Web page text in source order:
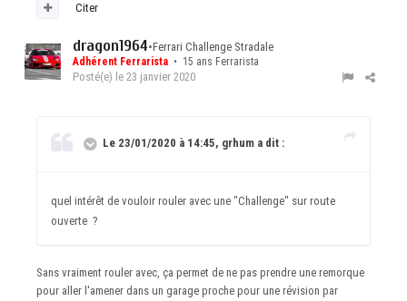
Citer
dragon1964•Ferrari Challenge Stradale
Adhérent Ferrarista • 15 ans Ferrarista
Posté(e) le 23 janvier 2020
Le 23/01/2020 à 14:45, grhum a dit :
quel intérêt de vouloir rouler avec une "Challenge" sur route
ouverte ?
Sans vraiment rouler avec, ça permet de ne pas prendre une remorque
pour aller l'amener dans un garage proche pour une révision par